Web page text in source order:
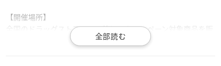
【開催場所】
全国のドラッグストア・GMS等にてキャンペーン対象商品を販